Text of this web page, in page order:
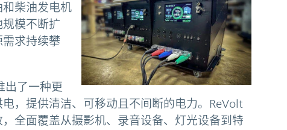
柴油发电机
模不断扩
求持续攀
出了一种更
，提供清洁、可移动且不间断的电力。ReVolt
全面覆盖从摄影机、录音设备、灯光设备到特